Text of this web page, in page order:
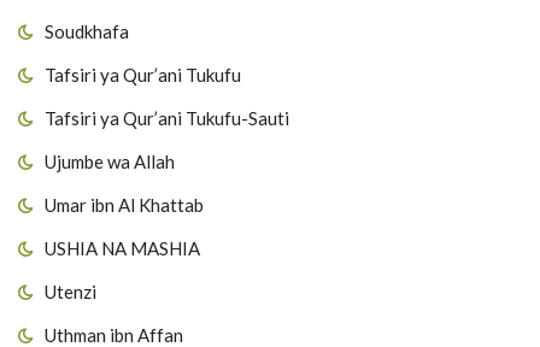
Soudkhafa
Tafsiri ya Qur’ani Tukufu
Tafsiri ya Qur’ani Tukufu-Sauti
Ujumbe wa Allah
Umar ibn Al Khattab
USHIA NA MASHIA
Utenzi
Uthman ibn Affan